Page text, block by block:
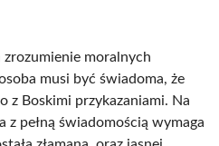
zrozumienie moralnych
musi być świadoma, że
z Boskimi przykazaniami. Na
z pełną świadomością wymaga